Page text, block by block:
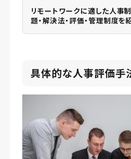
リモートワークに適した人事
題・解決法・評価・管理制度を
具体的な人事評価手